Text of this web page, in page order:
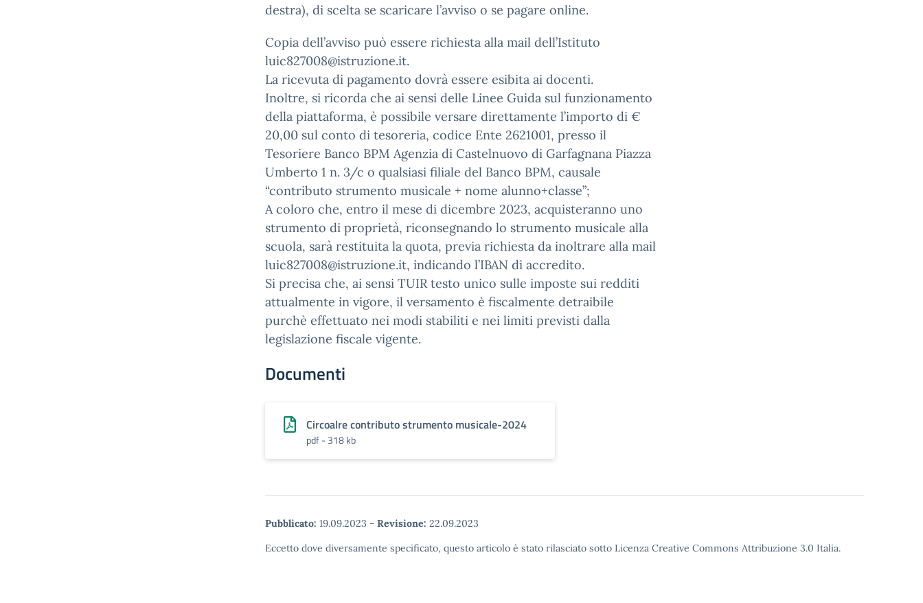
destra), di scelta se scaricare l’avviso o se pagare online.
Copia dell’avviso può essere richiesta alla mail dell’Istituto
luic827008@istruzione.it.
La ricevuta di pagamento dovrà essere esibita ai docenti.
Inoltre, si ricorda che ai sensi delle Linee Guida sul funzionamento
della piattaforma, è possibile versare direttamente l’importo di €
20,00 sul conto di tesoreria, codice Ente 2621001, presso il
Tesoriere Banco BPM Agenzia di Castelnuovo di Garfagnana Piazza
Umberto 1 n. 3/c o qualsiasi filiale del Banco BPM, causale
“contributo strumento musicale + nome alunno+classe”;
A coloro che, entro il mese di dicembre 2023, acquisteranno uno
strumento di proprietà, riconsegnando lo strumento musicale alla
scuola, sarà restituita la quota, previa richiesta da inoltrare alla mail
luic827008@istruzione.it, indicando l’IBAN di accredito.
Si precisa che, ai sensi TUIR testo unico sulle imposte sui redditi
attualmente in vigore, il versamento è fiscalmente detraibile
purchè effettuato nei modi stabiliti e nei limiti previsti dalla
legislazione fiscale vigente.
Documenti
Circoalre contributo strumento musicale-2024
pdf - 318 kb
Pubblicato: 19.09.2023 - Revisione: 22.09.2023
Eccetto dove diversamente specificato, questo articolo è stato rilasciato sotto Licenza Creative Commons Attribuzione 3.0 Italia.